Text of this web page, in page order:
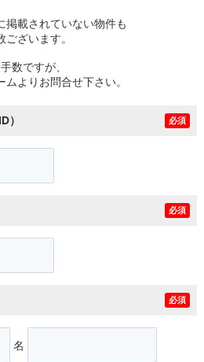
掲載されていない物件も
ございます。
数ですが、
よりお問合せ下さい。
） 必須
必須
必須
名